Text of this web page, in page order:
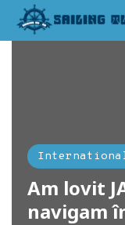
Am lovit
navigam